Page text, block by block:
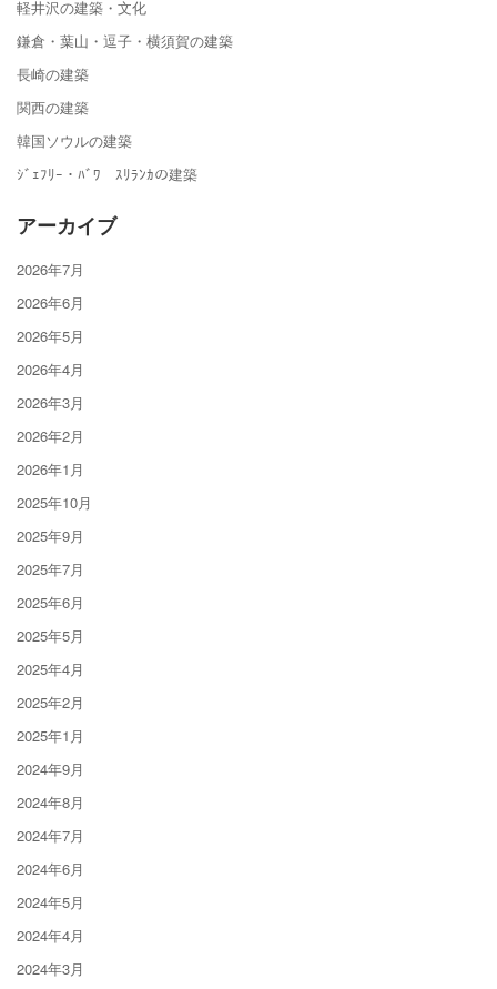
軽井沢の建築・文化
鎌倉・葉山・逗子・横須賀の建築
長崎の建築
関西の建築
韓国ソウルの建築
ｼﾞｪﾌﾘｰ・ﾊﾞﾜ ｽﾘﾗﾝｶの建築
アーカイブ
2026年7月
2026年6月
2026年5月
2026年4月
2026年3月
2026年2月
2026年1月
2025年10月
2025年9月
2025年7月
2025年6月
2025年5月
2025年4月
2025年2月
2025年1月
2024年9月
2024年8月
2024年7月
2024年6月
2024年5月
2024年4月
2024年3月